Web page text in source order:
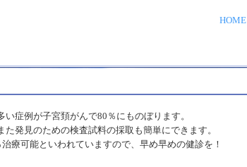
HOME
症例が子宮頚がんで80％にものぼります。
発見のための検査試料の採取も簡単にできます。
療可能といわれていますので、早め早めの健診を！